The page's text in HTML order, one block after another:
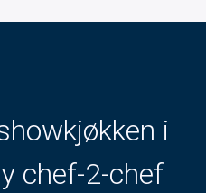
i
chef-2-chef